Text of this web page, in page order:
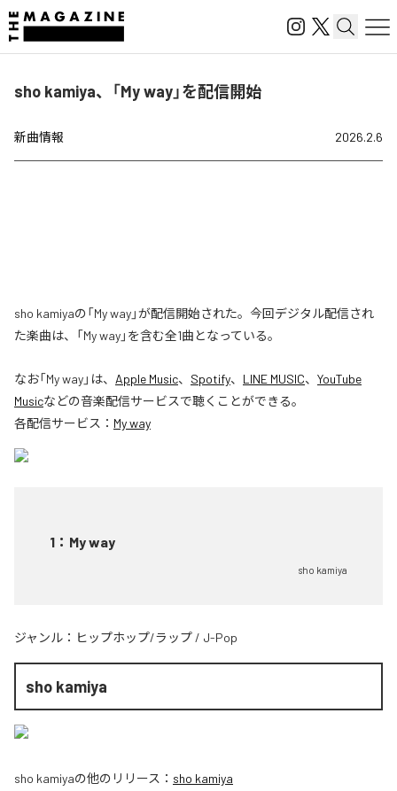
sho kamiya、「My way」を配信開始
新曲情報 2026.2.6
sho kamiyaの「My way」が配信開始された。今回デジタル配信され
た楽曲は、「My way」を含む全1曲となっている。
なお「My way」は、 Apple Music、 Spotify、 LINE MUSIC、 YouTube
Musicなどの音楽配信サービスで聴くことができる。
各配信サービス： My way
1 ： My way
sho kamiya
ジャンル： ヒップホップ/ラップ / J-Pop
sho kamiya
sho kamiyaの他のリリース： sho kamiya